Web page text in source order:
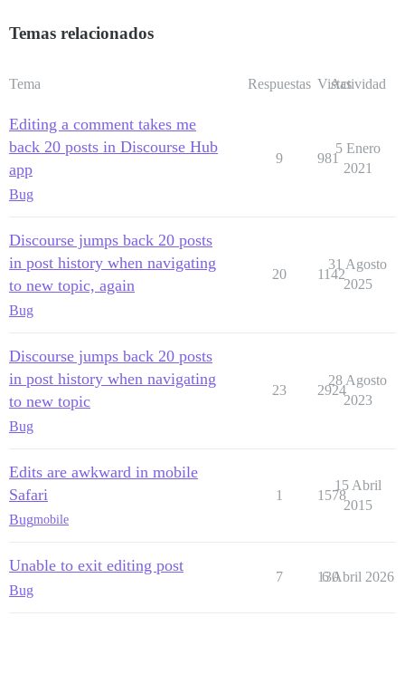
Temas relacionados
Tema Respuestas Vistas
Actividad
Editing a comment takes me
back 20 posts in Discourse Hub
app
Bug
9 981
5 Enero
2021
Discourse jumps back 20 posts
in post history when navigating
to new topic, again
Bug
20 1142
31 Agosto
2025
Discourse jumps back 20 posts
in post history when navigating
to new topic
Bug
23 2924
28 Agosto
2023
Edits are awkward in mobile
Safari
Bugmobile
1 1578
15 Abril
2015
Unable to exit editing post
Bug
7 130
6 Abril 2026